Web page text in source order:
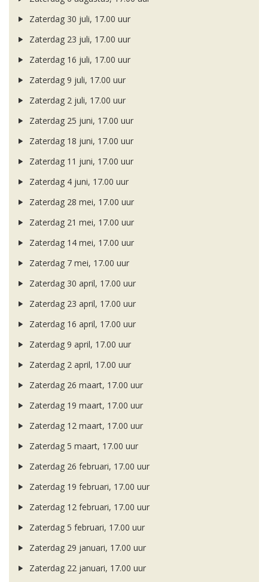
Zaterdag 30 juli, 17.00 uur
Zaterdag 23 juli, 17.00 uur
Zaterdag 16 juli, 17.00 uur
Zaterdag 9 juli, 17.00 uur
Zaterdag 2 juli, 17.00 uur
Zaterdag 25 juni, 17.00 uur
Zaterdag 18 juni, 17.00 uur
Zaterdag 11 juni, 17.00 uur
Zaterdag 4 juni, 17.00 uur
Zaterdag 28 mei, 17.00 uur
Zaterdag 21 mei, 17.00 uur
Zaterdag 14 mei, 17.00 uur
Zaterdag 7 mei, 17.00 uur
Zaterdag 30 april, 17.00 uur
Zaterdag 23 april, 17.00 uur
Zaterdag 16 april, 17.00 uur
Zaterdag 9 april, 17.00 uur
Zaterdag 2 april, 17.00 uur
Zaterdag 26 maart, 17.00 uur
Zaterdag 19 maart, 17.00 uur
Zaterdag 12 maart, 17.00 uur
Zaterdag 5 maart, 17.00 uur
Zaterdag 26 februari, 17.00 uur
Zaterdag 19 februari, 17.00 uur
Zaterdag 12 februari, 17.00 uur
Zaterdag 5 februari, 17.00 uur
Zaterdag 29 januari, 17.00 uur
Zaterdag 22 januari, 17.00 uur